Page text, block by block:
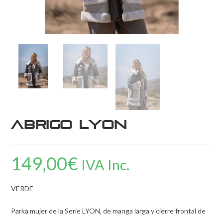
Abrigo LYON
149,00€ IVA Inc.
VERDE
Parka mujer de la Serie LYON, de manga larga y cierre frontal de